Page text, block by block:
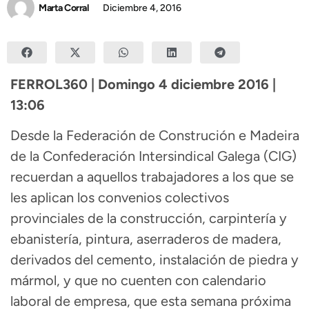
Marta Corral Diciembre 4, 2016
FERROL360 | Domingo 4 diciembre 2016 |
13:06
Desde la Federación de Construción e Madeira
de la Confederación Intersindical Galega (CIG)
recuerdan a aquellos trabajadores a los que se
les aplican los convenios colectivos
provinciales de la construcción, carpintería y
ebanistería, pintura, aserraderos de madera,
derivados del cemento, instalación de piedra y
mármol, y que no cuenten con calendario
laboral de empresa, que esta semana próxima